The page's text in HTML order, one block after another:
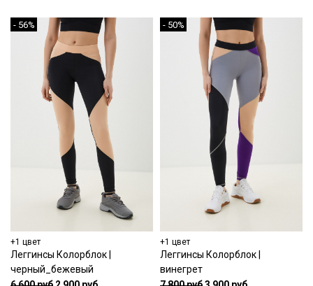
- 56%
+1 цвет
Леггинсы Колорблок |
черный_бежевый
- 50%
+1 цвет
Леггинсы Колорблок |
винегрет